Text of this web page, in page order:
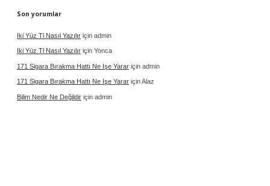
Son yorumlar
Iki Yüz Tl Nasıl Yazılır için admin
Iki Yüz Tl Nasıl Yazılır için Yonca
171 Sigara Bırakma Hattı Ne Işe Yarar için admin
171 Sigara Bırakma Hattı Ne Işe Yarar içinAlaz
Bilim Nedir Ne Değildir için admin